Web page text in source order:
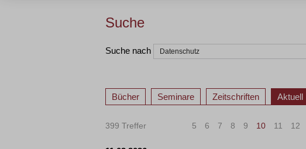
Suche
Suche nach
Bücher Seminare Zeitschriften Aktuell
399 Treffer 5 6 7 8 9 10 11 12